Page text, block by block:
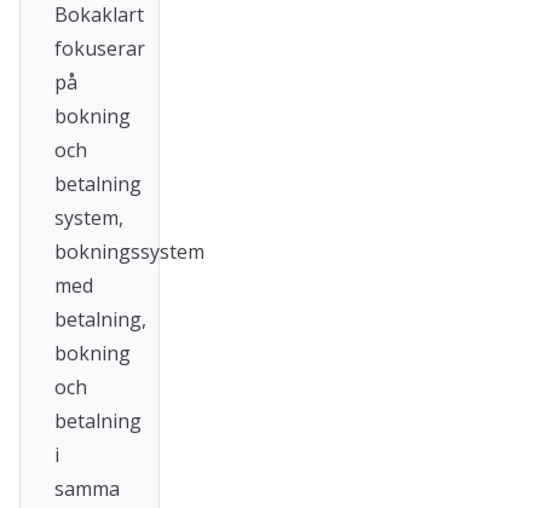
Bokaklart
fokuserar
på
bokning
och
betalning
system,
bokningssystem
med
betalning,
bokning
och
betalning
i
samma